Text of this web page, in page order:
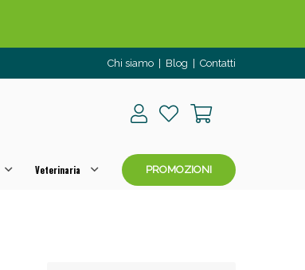
Chi siamo Blog Contatti
Veterinaria PROMOZIONI